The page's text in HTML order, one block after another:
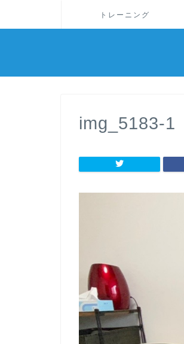
トレーニング
img_5183-1